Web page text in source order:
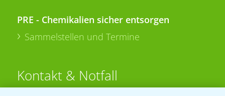
PRE - Chemikalien sicher entsorgen
Sammelstellen und Termine
Kontakt & Notfall